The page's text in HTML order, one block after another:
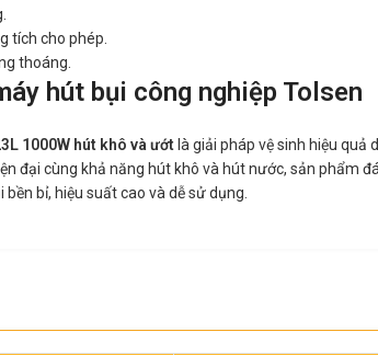
tích cho phép.
thoáng.
hút bụi công nghiệp Tolsen
1000W hút khô và ướt là giải pháp vệ sinh hiệu
đại cùng khả năng hút khô và hút nước, sản
bỉ, hiệu suất cao và dễ sử dụng.